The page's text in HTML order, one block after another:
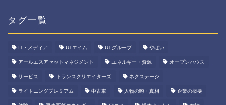
タグ一覧
IT・メディア UTエイム UTグループ やばい
アールエスアセットマネジメント エネルギー・資源 オープンハウス
サービス トランスクリエイターズ ネクステージ
ライトニングプレミアム 中古車 人物の噂・真相 企業の概要